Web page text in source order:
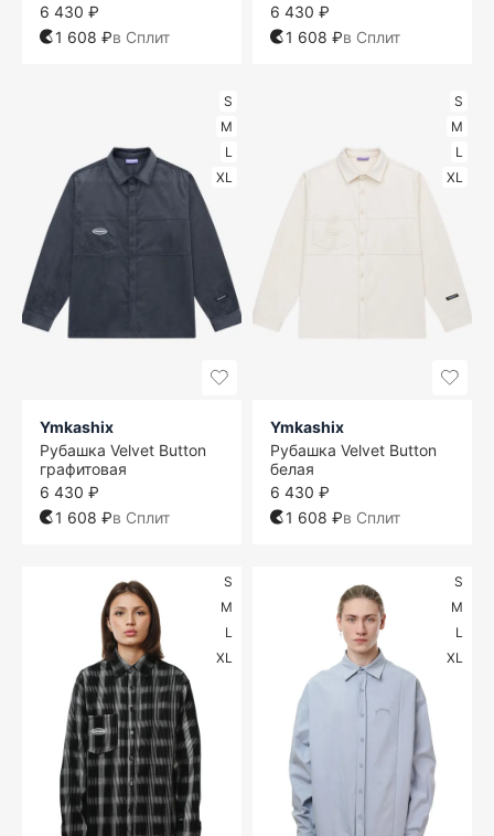
6 430 ₽
1 608 ₽в Сплит
6 430 ₽
1 608 ₽в Сплит
S
M
L
XL
Ymkashix
Рубашка Velvet Button
графитовая
6 430 ₽
1 608 ₽в Сплит
S
M
L
XL
Ymkashix
Рубашка Velvet Button
белая
6 430 ₽
1 608 ₽в Сплит
S
M
L
XL
S
M
L
XL